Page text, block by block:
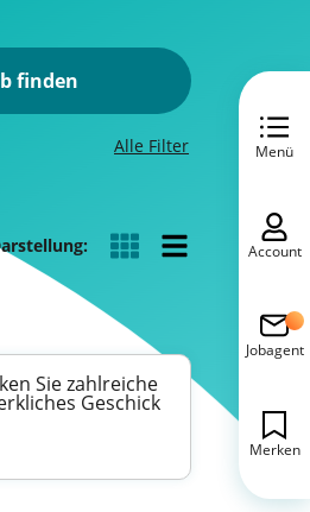
finden
Alle Filter
Sie zahlreiche
Geschick
Menü
Account
Jobagent
Merken